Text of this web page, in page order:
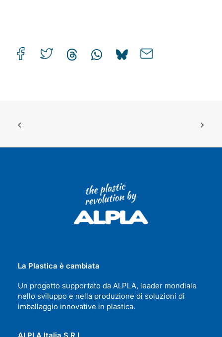
La Plastica è cambiata
Un progetto supportato da ALPLA, leader mondiale
nello sviluppo e nella produzione di soluzioni di
imballaggio innovative in plastica.